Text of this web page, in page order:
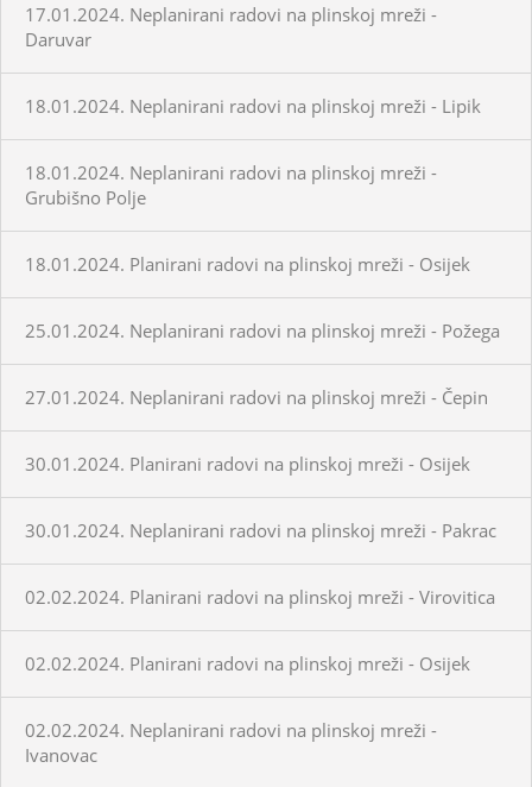
17.01.2024. Neplanirani radovi na plinskoj mreži -
Daruvar
18.01.2024. Neplanirani radovi na plinskoj mreži - Lipik
18.01.2024. Neplanirani radovi na plinskoj mreži -
Grubišno Polje
18.01.2024. Planirani radovi na plinskoj mreži - Osijek
25.01.2024. Neplanirani radovi na plinskoj mreži - Požega
27.01.2024. Neplanirani radovi na plinskoj mreži - Čepin
30.01.2024. Planirani radovi na plinskoj mreži - Osijek
30.01.2024. Neplanirani radovi na plinskoj mreži - Pakrac
02.02.2024. Planirani radovi na plinskoj mreži - Virovitica
02.02.2024. Planirani radovi na plinskoj mreži - Osijek
02.02.2024. Neplanirani radovi na plinskoj mreži -
Ivanovac